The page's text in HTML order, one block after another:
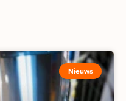
Nieuws